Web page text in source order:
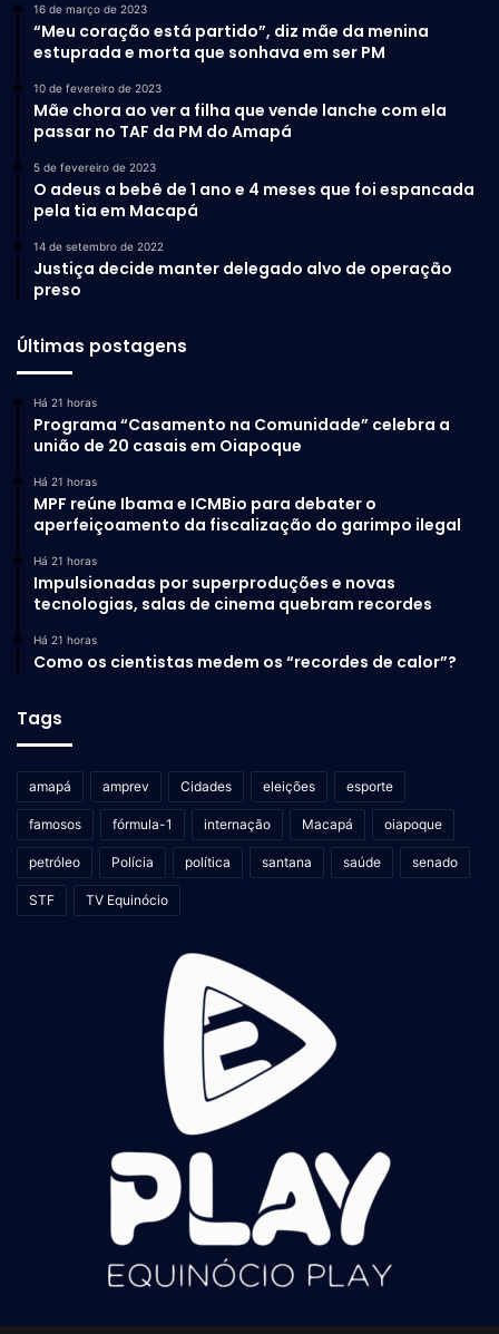
Duval Street, Key West, Estados Unidos
por seu pôr do sol, pelas águas azul-turquesa e pela
influência caribenha nas casas e na cultura – já que está
perto de Cuba e Bahamas. Key West é o destino perfeito
para quem ama um agito noturno.
principal rua do centro da cidade que conta com mais de
40 bares e restaurantes, diversas lojas e lugares para
curtir a “night”. Foi lá que teve origem a famosa “key lime
pie”, uma torta de limão norte-americana feita com frutas
16 de março de 2023
“Meu coração está partido”, diz mãe da menina
estuprada e morta que sonhava em ser PM
10 de fevereiro de 2023
Mãe chora ao ver a filha que vende lanche com ela
passar no TAF da PM do Amapá
5 de fevereiro de 2023
O adeus a bebê de 1 ano e 4 meses que foi espancada
pela tia em Macapá
14 de setembro de 2022
Justiça decide manter delegado alvo de operação
preso
Últimas postagens
Há 21 horas
Programa “Casamento na Comunidade” celebra a
união de 20 casais em Oiapoque
Há 21 horas
MPF reúne Ibama e ICMBio para debater o
aperfeiçoamento da fiscalização do garimpo ilegal
Há 21 horas
Impulsionadas por superproduções e novas
tecnologias, salas de cinema quebram recordes
Há 21 horas
Como os cientistas medem os “recordes de calor”?
Tags
amapá amprev Cidades eleições esporte
famosos fórmula-1 internação Macapá oiapoque
petróleo Polícia política santana saúde senado
STF TV Equinócio